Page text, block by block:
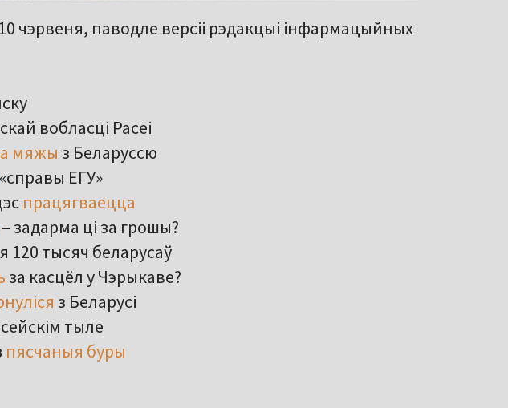
чэрвеня, паводле версіі рэдакцыі інфармацыйных
вобласці Расеі
мяжы з Беларуссю
«справы ЕГУ»
працягваецца
– задарма ці за грошы?
120 тысяч беларусаў
за касцёл у Чэрыкаве?
з Беларусі
тыле
пясчаныя буры